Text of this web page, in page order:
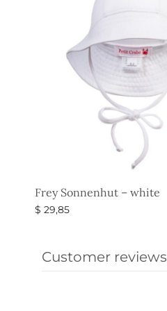
Frey Sonnenhut – white
$ 29,85
Customer reviews